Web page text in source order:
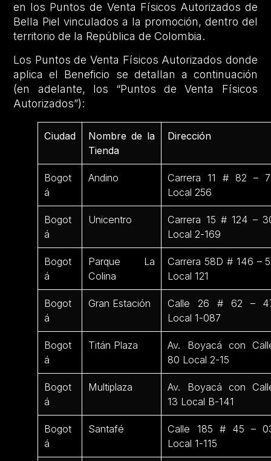
en los Puntos de Venta Físicos Autorizados de
Bella Piel vinculados a la promoción, dentro del
territorio de la República de Colombia.
Los Puntos de Venta Físicos Autorizados donde
aplica el Beneficio se detallan a continuación
(en adelante, los “Puntos de Venta Físicos
Autorizados”):
Ciudad
Nombre de la
Tienda
Dirección
Bogot
á
Andino
Carrera 11 # 82 –
Local 256
Bogot
á
Unicentro
Carrera 15 # 124 –
Local 2-169
Bogot
á
Parque La
Colina
Carrera 58D # 146 –
Local 121
Bogot
á
Gran Estación
Calle 26 # 62 –
Local 1-087
Bogot
á
Titán Plaza
Av. Boyacá con
80 Local 2-15
Bogot
á
Multiplaza
Av. Boyacá con
13 Local B-141
Bogot
á
Santafé
Calle 185 # 45 –
Local 1-115